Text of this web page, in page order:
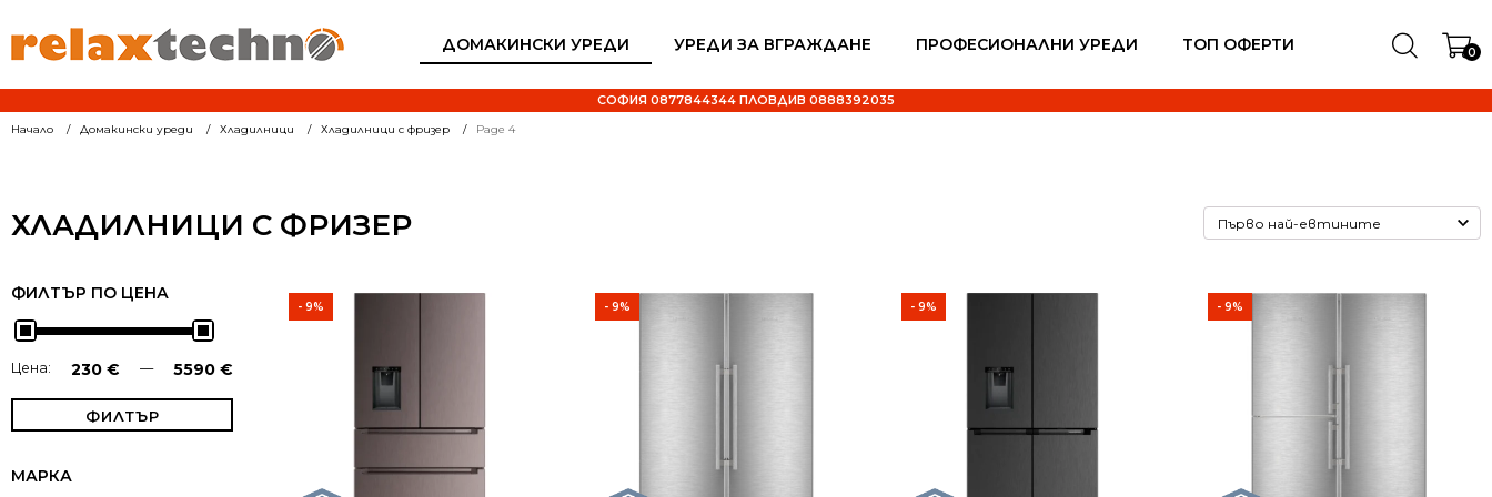
ДОМАКИНСКИ УРЕДИ УРЕДИ ЗА ВГРАЖДАНЕ ПРОФЕСИОНАЛНИ УРЕДИ ТОП ОФЕРТИ 0
СОФИЯ 0877844344 ПЛОВДИВ 0888392035
Начало Домакински уреди Хладилници Хладилници с фризер Page 4
ХЛАДИЛНИЦИ С ФРИЗЕР
ФИЛТЪР ПО ЦЕНА
ФИЛТЪР
Цена: 230 € — 5590 €
МАРКА
- 9% - 9% - 9% - 9%